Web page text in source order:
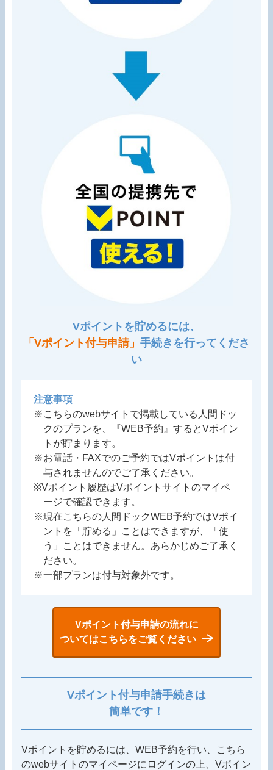
Vポイントを貯めるには、
「Vポイント付与申請」 手続きを行ってくださ
い
注意事項
※こちらのwebサイトで掲載している人間ドッ
クのプランを、『WEB予約』するとVポイン
トが貯まります。
※お電話・FAXでのご予約ではVポイントは付
与されませんのでご了承ください。
※Vポイント履歴はVポイントサイトのマイペ
ージで確認できます。
※現在こちらの人間ドックWEB予約ではVポイ
ントを「貯める」ことはできますが、「使
う」ことはできません。あらかじめご了承く
ださい。
※一部プランは付与対象外です。
Vポイント付与申請の流れに
ついてはこちらをご覧ください
Vポイント付与申請手続きは
簡単です！
Vポイントを貯めるには、WEB予約を行い、こちら
のwebサイトのマイページにログインの上、Vポイン